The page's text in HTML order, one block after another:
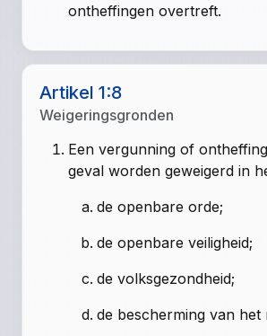
ontheffingen overtreft.
Artikel 1:8
Weigeringsgronden
Een vergunning of
geval worden geweigerd in
de openbare orde;
de openbare veiligheid;
de volksgezondheid;
de bescherming van het